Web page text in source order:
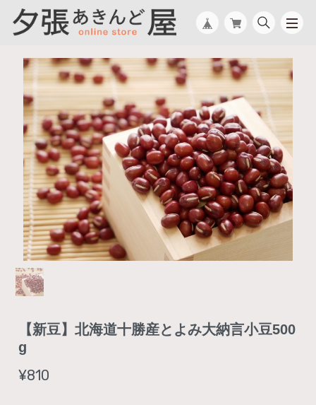
【新豆】北海道十勝産とよみ大納言小豆500
g
¥810